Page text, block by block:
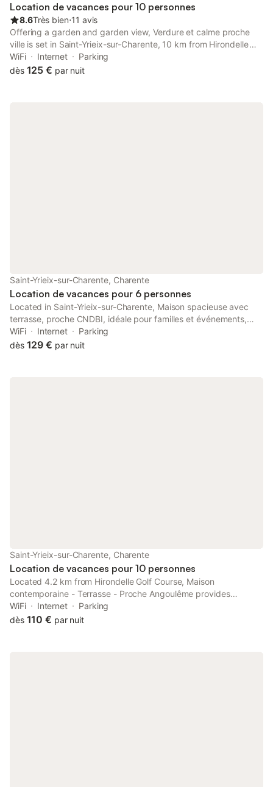
Location de vacances pour 10 personnes
8.6Très bien⋅11 avis
Offering a garden and garden view, Verdure et calme proche
ville is set in Saint-Yrieix-sur-Charente, 10 km from Hirondelle
Golf Course and 35 km from Cognac Golf Course. This property
offers access to a terrace and free private parking.
WiFi Internet
Parking
dès 125 € par nuit
Saint-Yrieix-sur-Charente, Charente
Location de vacances pour 6 personnes
Located in Saint-Yrieix-sur-Charente, Maison spacieuse avec
terrasse, proche CNDBI, idéale pour familles et événements,
animaux acceptés. - FR-1-653-249 features accommodation
40 km from Cognac Golf Course.
WiFi Internet
Parking
dès 129 € par nuit
Saint-Yrieix-sur-Charente, Charente
Location de vacances pour 10 personnes
Located 4.2 km from Hirondelle Golf Course, Maison
contemporaine - Terrasse - Proche Angoulême provides
accommodation with free WiFi and free private parking. The
property is non-smoking and is set 36 km from Cognac Golf
WiFi Internet
Parking
dès 110 € par nuit